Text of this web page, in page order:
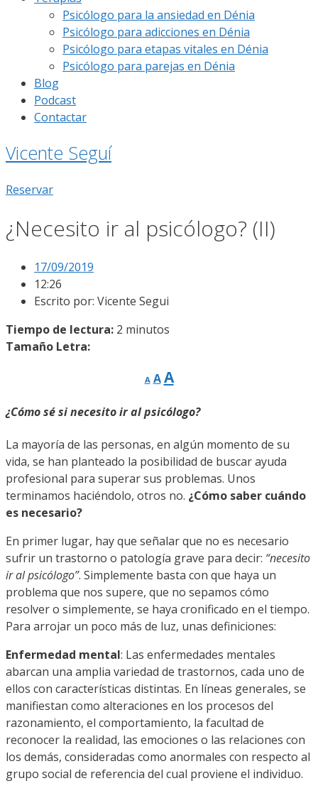
Psicólogo para la ansiedad en Dénia
Psicólogo para adicciones en Dénia
Psicólogo para etapas vitales en Dénia
Psicólogo para parejas en Dénia
Blog
Podcast
Contactar
Vicente Seguí
Reservar
¿Necesito ir al psicólogo? (II)
17/09/2019
12:26
Escrito por: Vicente Segui
Tiempo de lectura: 2 minutos
Tamaño Letra:
A
Reducir
tamaño
fuente.
A Restablecer
de
AAumentar
de
fuente.
¿Cómo sé si necesito ir al psicólogo?
La mayoría de las personas, en algún momento de su
vida, se han planteado la posibilidad de buscar ayuda
profesional para superar sus problemas. Unos
terminamos haciéndolo, otros no. ¿Cómo saber cuándo
es necesario?
En primer lugar, hay que señalar que no es necesario
sufrir un trastorno o patología grave para decir: “necesito
ir al psicólogo”. Simplemente basta con que haya un
problema que nos supere, que no sepamos cómo
resolver o simplemente, se haya cronificado en el tiempo.
Para arrojar un poco más de luz, unas definiciones:
Enfermedad mental: Las enfermedades mentales
abarcan una amplia variedad de trastornos, cada uno de
ellos con características distintas. En líneas generales, se
manifiestan como alteraciones en los procesos del
razonamiento, el comportamiento, la facultad de
reconocer la realidad, las emociones o las relaciones con
los demás, consideradas como anormales con respecto al
grupo social de referencia del cual proviene el individuo.